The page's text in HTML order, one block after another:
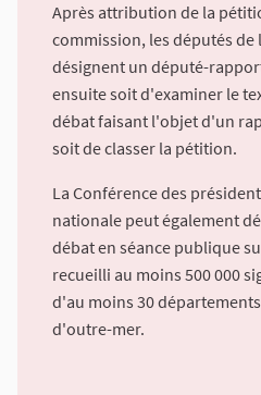
Après attribution de la
commission, les députés de
désignent un député-
ensuite soit d'examiner le
débat faisant l'objet d'un
soit de classer la pétition.
La Conférence des
nationale peut également
débat en séance publique
recueilli au moins 500 000
d'au moins 30
d'outre-mer.